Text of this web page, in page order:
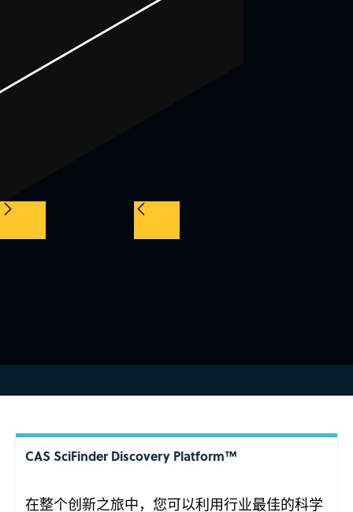
CAS SciFinder Discovery Platform™
在整个创新之旅中，您可以利用行业最佳的科学